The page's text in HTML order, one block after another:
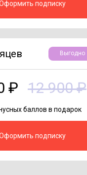
баллов в подарок
12 900 ₽
₽
подписку
Выгодно
подписку